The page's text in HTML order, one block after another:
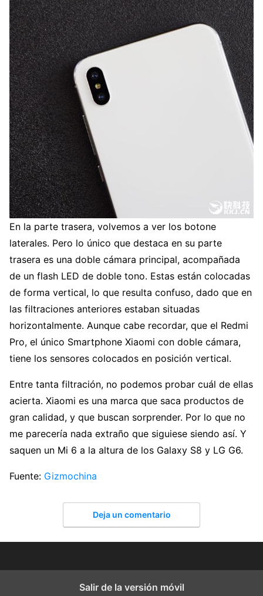
En la parte trasera, volvemos a ver los botone
laterales. Pero lo único que destaca en su parte
trasera es una doble cámara principal, acompañada
de un flash LED de doble tono. Estas están colocadas
de forma vertical, lo que resulta confuso, dado que en
las filtraciones anteriores estaban situadas
horizontalmente. Aunque cabe recordar, que el Redmi
Pro, el único Smartphone Xiaomi con doble cámara,
tiene los sensores colocados en posición vertical.
Entre tanta filtración, no podemos probar cuál de ellas
acierta. Xiaomi es una marca que saca productos de
gran calidad, y que buscan sorprender. Por lo que no
me parecería nada extraño que siguiese siendo así. Y
saquen un Mi 6 a la altura de los Galaxy S8 y LG G6.
Fuente: Gizmochina
Deja un comentario
Salir de la versión móvil